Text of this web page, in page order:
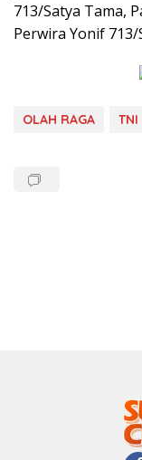
713/Satya Tama,
Perwira Yonif
OLAH RAGA TNI